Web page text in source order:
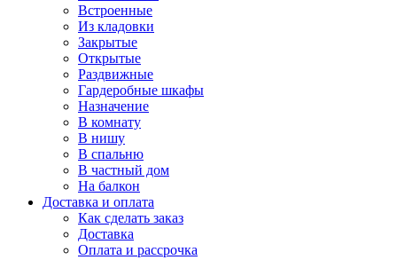
Встроенные
Из кладовки
Закрытые
Открытые
Раздвижные
Гардеробные шкафы
Назначение
В комнату
В нишу
В спальню
В частный дом
На балкон
Доставка и оплата
Как сделать заказ
Доставка
Оплата и рассрочка